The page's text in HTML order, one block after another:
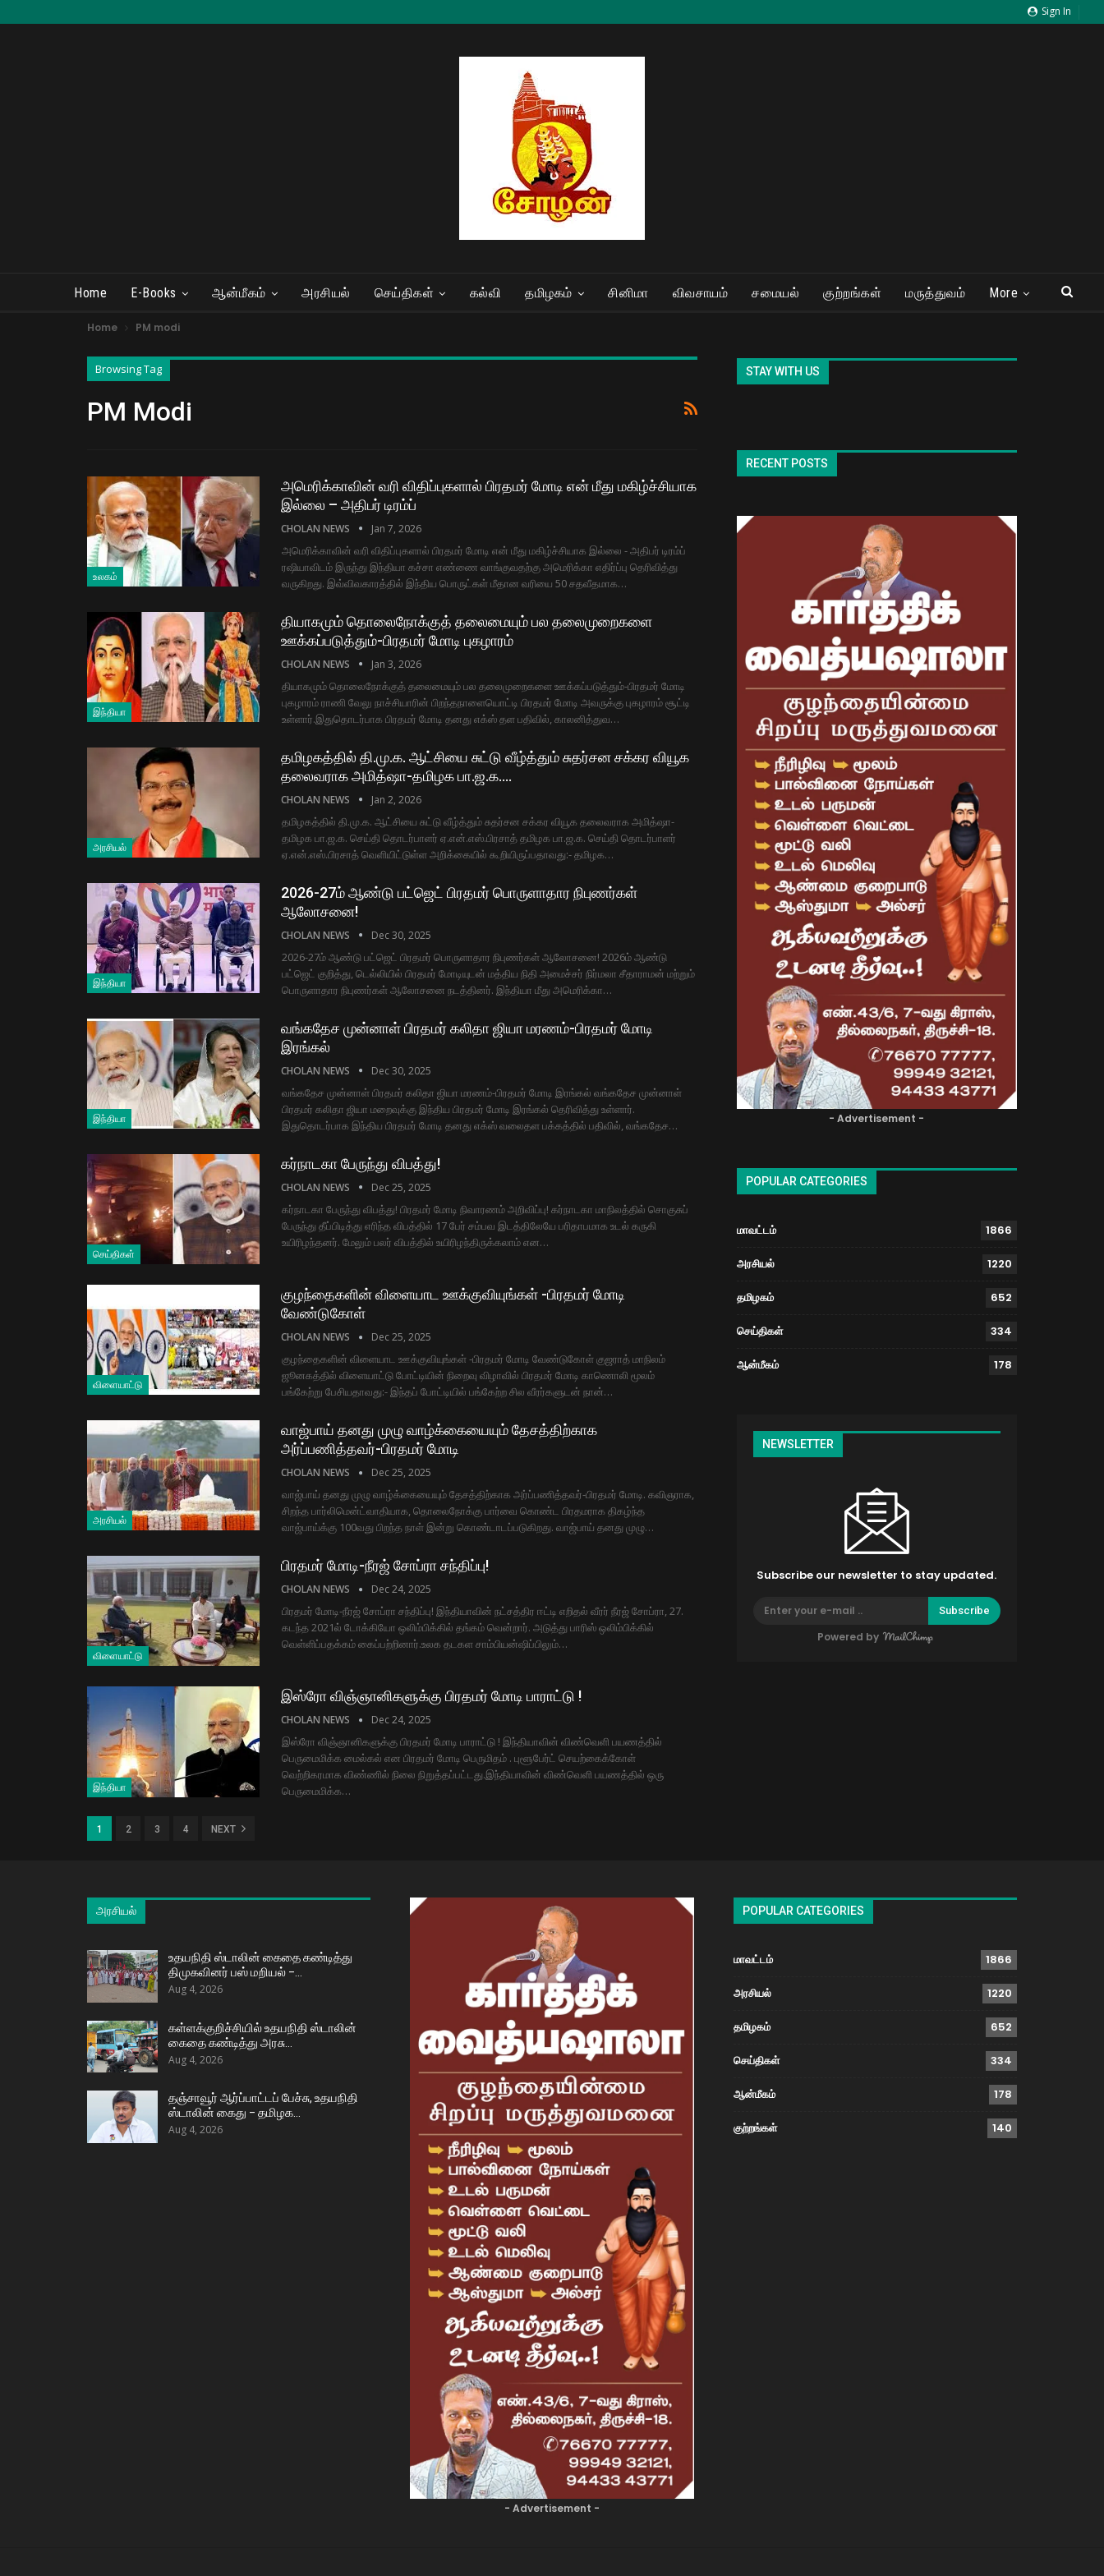
Sign In
Home E-Books ஆன்மீகம் அரசியல் செய்திகள் கல்வி தமிழகம் சினிமா விவசாயம் சமையல் குற்றங்கள் மருத்துவம் More
Home PM modi
Browsing Tag
PM Modi
உலகம்
அமெரிக்காவின் வரி விதிப்புகளால் பிரதமர் மோடி என் மீது மகிழ்ச்சியாக
இல்லை – அதிபர் டிரம்ப்
CHOLAN NEWS Jan 7, 2026
அமெரிக்காவின் வரி விதிப்புகளால் பிரதமர் மோடி என் மீது மகிழ்ச்சியாக இல்லை - அதிபர் டிரம்ப்
ரஷியாவிடம் இருந்து இந்தியா கச்சா எண்ணை வாங்குவதற்கு அமெரிக்கா எதிர்ப்பு தெரிவித்து
வருகிறது. இவ்விவகாரத்தில் இந்திய பொருட்கள் மீதான வரியை 50 சதவீதமாக…
இந்தியா
தியாகமும் தொலைநோக்குத் தலைமையும் பல தலைமுறைகளை
ஊக்கப்படுத்தும்-பிரதமர் மோடி புகழாரம்
CHOLAN NEWS Jan 3, 2026
தியாகமும் தொலைநோக்குத் தலைமையும் பல தலைமுறைகளை ஊக்கப்படுத்தும்-பிரதமர் மோடி
புகழாரம் ராணி வேலு நாச்சியாரின் பிறந்தநாளையொட்டி பிரதமர் மோடி அவருக்கு புகழாரம் சூட்டி
உள்ளார்.இதுதொடர்பாக பிரதமர் மோடி தனது எக்ஸ் தள பதிவில், காலனித்துவ…
அரசியல்
தமிழகத்தில் தி.மு.க. ஆட்சியை சுட்டு வீழ்த்தும் சுதர்சன சக்கர வியூக
தலைவராக அமித்ஷா-தமிழக பா.ஜ.க.…
CHOLAN NEWS Jan 2, 2026
தமிழகத்தில் தி.மு.க. ஆட்சியை சுட்டு வீழ்த்தும் சுதர்சன சக்கர வியூக தலைவராக அமித்ஷா-
தமிழக பா.ஜ.க. செய்தி தொடர்பாளர் ஏ.என்.எஸ்.பிரசாத் தமிழக பா.ஜ.க. செய்தி தொடர்பாளர்
ஏ.என்.எஸ்.பிரசாத் வெளியிட்டுள்ள அறிக்கையில் கூறியிருப்பதாவது:- தமிழக…
இந்தியா
2026-27ம் ஆண்டு பட்ஜெட் பிரதமர் பொருளாதார நிபுணர்கள்
ஆலோசனை!
CHOLAN NEWS Dec 30, 2025
2026-27ம் ஆண்டு பட்ஜெட் பிரதமர் பொருளாதார நிபுணர்கள் ஆலோசனை! 2026ம் ஆண்டு
பட்ஜெட் குறித்து, டெல்லியில் பிரதமர் மோடியுடன் மத்திய நிதி அமைச்சர் நிர்மலா சீதாராமன் மற்றும்
பொருளாதார நிபுணர்கள் ஆலோசனை நடத்தினர். இந்தியா மீது அமெரிக்கா…
இந்தியா
வங்கதேச முன்னாள் பிரதமர் கலிதா ஜியா மரணம்-பிரதமர் மோடி
இரங்கல்
CHOLAN NEWS Dec 30, 2025
வங்கதேச முன்னாள் பிரதமர் கலிதா ஜியா மரணம்-பிரதமர் மோடி இரங்கல் வங்கதேச முன்னாள்
பிரதமர் கலிதா ஜியா மறைவுக்கு இந்திய பிரதமர் மோடி இரங்கல் தெரிவித்து உள்ளார்.
இதுதொடர்பாக இந்திய பிரதமர் மோடி தனது எக்ஸ் வலைதள பக்கத்தில் பதிவில், வங்கதேச…
செய்திகள்
கர்நாடகா பேருந்து விபத்து!
CHOLAN NEWS Dec 25, 2025
கர்நாடகா பேருந்து விபத்து! பிரதமர் மோடி நிவாரணம் அறிவிப்பு! கர்நாடகா மாநிலத்தில் சொகுசுப்
பேருந்து தீப்பிடித்து எரிந்த விபத்தில் 17 பேர் சம்பவ இடத்திலேயே பரிதாபமாக உடல் கருகி
உயிரிழந்தனர். மேலும் பலர் விபத்தில் உயிரிழந்திருக்கலாம் என…
விளையாட்டு
குழந்தைகளின் விளையாட ஊக்குவியுங்கள் -பிரதமர் மோடி
வேண்டுகோள்
CHOLAN NEWS Dec 25, 2025
குழந்தைகளின் விளையாட ஊக்குவியுங்கள் -பிரதமர் மோடி வேண்டுகோள் குஜராத் மாநிலம்
ஜூனகத்தில் விளையாட்டு போட்டியின் நிறைவு விழாவில் பிரதமர் மோடி காணொலி மூலம்
பங்கேற்று பேசியதாவது:- இந்தப் போட்டியில் பங்கேற்ற சில வீரர்களுடன் நான்…
அரசியல்
வாஜ்பாய் தனது முழு வாழ்க்கையையும் தேசத்திற்காக
அர்ப்பணித்தவர்-பிரதமர் மோடி
CHOLAN NEWS Dec 25, 2025
வாஜ்பாய் தனது முழு வாழ்க்கையையும் தேசத்திற்காக அர்ப்பணித்தவர்-பிரதமர் மோடி. கவிஞராக,
சிறந்த பார்லிமென்ட்வாதியாக, தொலைநோக்கு பார்வை கொண்ட பிரதமராக திகழ்ந்த
வாஜ்பாய்க்கு 100வது பிறந்த நாள் இன்று கொண்டாடப்படுகிறது. வாஜ்பாய் தனது முழு…
விளையாட்டு
பிரதமர் மோடி-நீரஜ் சோப்ரா சந்திப்பு!
CHOLAN NEWS Dec 24, 2025
பிரதமர் மோடி-நீரஜ் சோப்ரா சந்திப்பு! இந்தியாவின் நட்சத்திர ஈட்டி எறிதல் வீரர் நீரஜ் சோப்ரா, 27.
கடந்த 2021ல் டோக்கியோ ஒலிம்பிக்கில் தங்கம் வென்றார். அடுத்து பாரிஸ் ஒலிம்பிக்கில்
வெள்ளிப்பதக்கம் கைப்பற்றினார்.உலக தடகள சாம்பியன்ஷிப்பிலும்…
இந்தியா
இஸ்ரோ விஞ்ஞானிகளுக்கு பிரதமர் மோடி பாராட்டு !
CHOLAN NEWS Dec 24, 2025
இஸ்ரோ விஞ்ஞானிகளுக்கு பிரதமர் மோடி பாராட்டு ! இந்தியாவின் விண்வெளி பயணத்தில்
பெருமைமிக்க மைல்கல் என பிரதமர் மோடி பெருமிதம் . புளூபேர்ட் செயற்கைக்கோள்
வெற்றிகரமாக விண்ணில் நிலை நிறுத்தப்பட்டது.இந்தியாவின் விண்வெளி பயணத்தில் ஒரு
பெருமைமிக்க…
1 2 3 4 NEXT
STAY WITH US
RECENT POSTS
- Advertisement -
POPULAR CATEGORIES
மாவட்டம் 1866
அரசியல் 1220
தமிழகம் 652
செய்திகள் 334
ஆன்மீகம் 178
NEWSLETTER
Subscribe our newsletter to stay updated.
Subscribe
Powered by
அரசியல்
உதயநிதி ஸ்டாலின் கைதை கண்டித்து
திமுகவினர் பஸ் மறியல் –…
Aug 4, 2026
கள்ளக்குறிச்சியில் உதயநிதி ஸ்டாலின்
கைதை கண்டித்து அரசு…
Aug 4, 2026
தஞ்சாவூர் ஆர்ப்பாட்டப் பேச்சு, உதயநிதி
ஸ்டாலின் கைது – தமிழக…
Aug 4, 2026
- Advertisement -
POPULAR CATEGORIES
மாவட்டம் 1866
அரசியல் 1220
தமிழகம் 652
செய்திகள் 334
ஆன்மீகம் 178
குற்றங்கள் 140